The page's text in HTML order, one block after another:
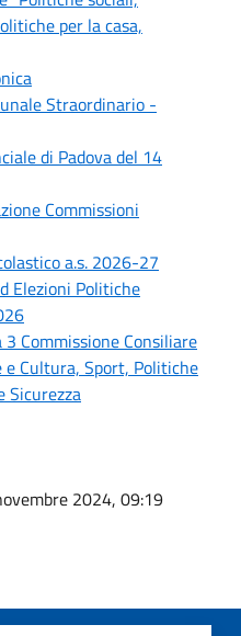
per la casa,
Straordinario -
di Padova del 14
Commissioni
a.s. 2026-27
Elezioni Politiche
Commissione Consiliare
Cultura, Sport, Politiche
Sicurezza
2024, 09:19